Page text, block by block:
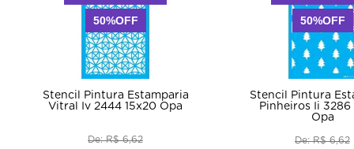
Stencil Pintura Estamparia
Vitral Iv 2444 15x20 Opa
De: R$ 6,62
50%OFF
Stencil Pintura
Pinheiros Ii 3286
Opa
De: R$ 6,62
50%OFF